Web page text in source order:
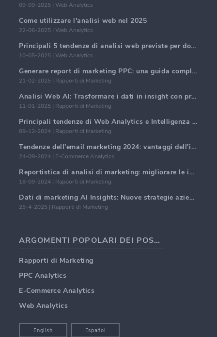
09-09-2025 | Web Analytics
Come utilizzare l'analisi web nel 2025
22-06-2025 | Web Analytics
Principali 5 tendenze di analisi web previste per dominare nel 2025
10-05-2025 | Web Analytics
Generare report di marketing PPC: una guida completa
21-02-2025 | Rapporti di Marketing
Analisi Web AI: Trasformare i dati in insight con precisione
11-01-2025 | Rapporti di Marketing
Principali tendenze di Web Analytics e Intelligenza Artificiale nel 2024
09-12-2024 | Rapporti di Marketing
Tendenze dell'email marketing 2024: vantaggi dell'iper-personalizzazione
24-09-2024 | E-Commerce Analytics
Reportistica di analisi di marketing: migliorare le intuizioni aziendali
18-09-2024 | Rapporti di Marketing
Dati di marketing AI Insights: Nuove strategie aziendali per il 2024
25-4-2025 | Rapporti di Marketing
ARGOMENTI POPOLARI DEI POST DEI BLOG
Rapporti di Marketing
PPC Analytics
E-Commerce Analytics
Web Analytics
English Español